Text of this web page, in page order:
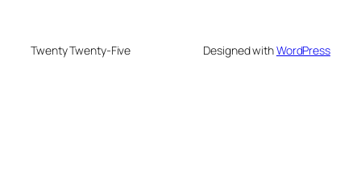
Twenty Twenty-Five Designed withWordPress